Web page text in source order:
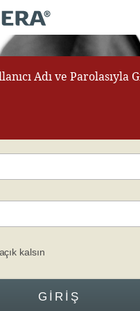
Adı ve Parolasıyla
kalsın
GIRIŞ